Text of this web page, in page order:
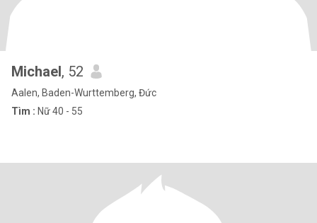
Michael, 52
Aalen, Baden-Wurttemberg, Đức
Tìm : Nữ 40 - 55